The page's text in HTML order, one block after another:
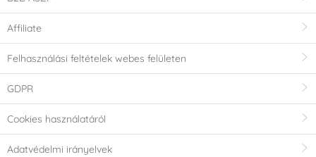
Affiliate
Felhasználási feltételek webes felületen
GDPR
Cookies használatáról
Adatvédelmi irányelvek